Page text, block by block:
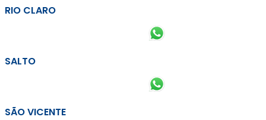
RIO CLARO
SALTO
SÃO VICENTE